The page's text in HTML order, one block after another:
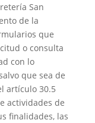
San
de la
que
o consulta
con lo
que sea de
artículo 30.5
actividades de
finalidades, las